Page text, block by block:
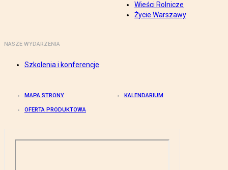
Wieści Rolnicze
Życie Warszawy
NASZE WYDARZENIA
Szkolenia i konferencje
MAPA STRONY KALENDARIUM
OFERTA PRODUKTOWA